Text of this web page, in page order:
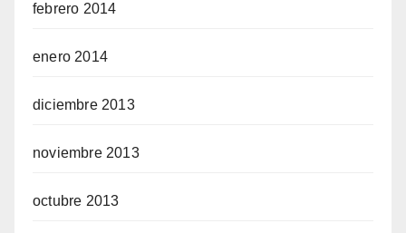
febrero 2014
enero 2014
diciembre 2013
noviembre 2013
octubre 2013